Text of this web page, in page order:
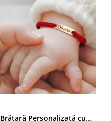
Brățară Personalizată cu Nume, Inox Auriu Waterproof, pentru copii